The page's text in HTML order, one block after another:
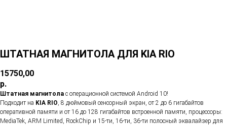
ШТАТНАЯ МАГНИТОЛА ДЛЯ KIA RIO
15750,00
р.
Штатная магнитола с операционной системой Android 10!
Подходит на KIA RIO , 8 дюймовый сенсорный экран, от 2 до 6 гигабайтов
оперативной памяти и от 16 до 128 гигабайтов встроенной памяти, процессоры:
MediaTek, ARM Limited, RockChip и 15-ти, 16-ти, 36-ти полосный эквалайзер для